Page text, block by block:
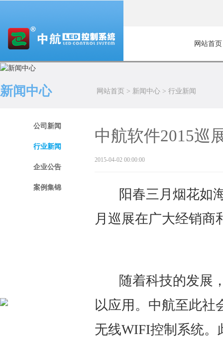
网站首页
新闻中心 网站首页 > 新闻中心 > 行业新闻
公司新闻
行业新闻
企业公告
案例集锦
中航软件2015
2015-04-02 00:00:00
阳春三月烟花如
月巡展在广大经销商
随着科技的发展
以应用。中航至此社
无线WIFI控制系统